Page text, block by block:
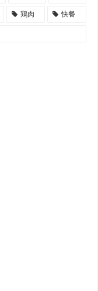
鶏肉 快餐